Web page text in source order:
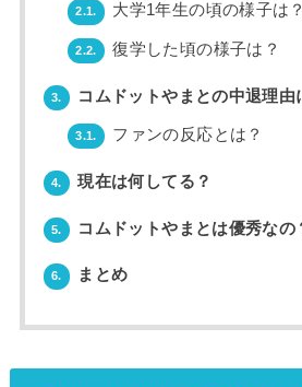
2.1. 大学1年生の頃の様子は？
2.2. 復学した頃の様子は？
3. コムドットやまとの中退理由
3.1. ファンの反応とは？
4. 現在は何してる？
5. コムドットやまとは優秀なの
6. まとめ